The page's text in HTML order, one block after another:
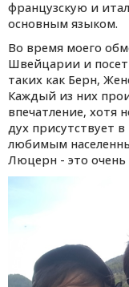
французскую и
основным языком.
Во время моего
Швейцарии и
таких как Берн,
Каждый из них
впечатление,
дух присутствует
любимым
Люцерн - это